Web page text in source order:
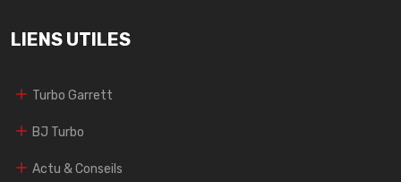
LIENS UTILES
Turbo Garrett
BJ Turbo
Actu & Conseils